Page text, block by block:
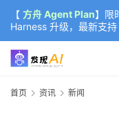
【 方舟 Agent Plan】限
Harness 升级，最新支
K3（部分）、GLM-5.2
首页 资讯 新闻